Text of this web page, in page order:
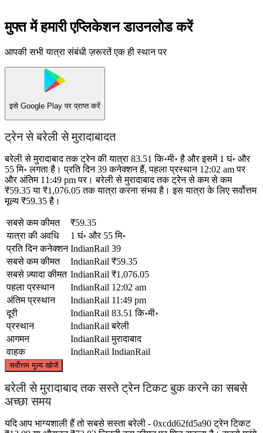
मुफ्त में हमारी एप्लिकेशन डाउनलोड करें
आपकी सभी यात्रा संबंधी ज़रूरतें एक ही स्थान पर
इसे Google Play पर प्राप्त करें
ट्रेन से बरेली से मुरादाबादत
बरेली से मुरादाबाद तक ट्रेन की यात्रा 83.51 कि॰मी॰ है और इसमें 1 घं॰ और
55 मि॰ लगता है। प्रति दिन 39 कनेक्शन हैं, पहला प्रस्थान 12:02 am पर
और अंतिम 11:49 pm पर। बरेली से मुरादाबाद तक ट्रेन से कम से कम
₹59.35 या ₹1,076.05 तक यात्रा करना संभव है। इस यात्रा के लिए सर्वोत्तम
मूल्य ₹59.35 है।
सबसे कम कीमत
₹59.35
यात्रा की अवधि
1 घं॰ और 55 मि॰
प्रति दिन कनेक्शन IndianRail 39
सबसे कम कीमत
IndianRail ₹59.35
सबसे ज़्यादा कीमत IndianRail ₹1,076.05
पहला प्रस्थान
IndianRail 12:02 am
अंतिम प्रस्थान
IndianRail 11:49 pm
दूरी
IndianRail 83.51 कि॰मी॰
प्रस्थान
IndianRail बरेली
आगमन
IndianRail मुरादाबाद
वाहक
IndianRail IndianRail
सर्वोत्तम मूल्य खोजें
©CARTO
बरेली से मुरादाबाद तक सस्ते ट्रेन टिकट बुक करने का सबसे
अच्छा समय
यदि आप भाग्यशाली हैं तो सबसे सस्ता बरेली - 0xcdd62fd5a90 ट्रेन टिकट